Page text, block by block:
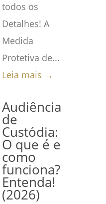
todos os
Detalhes! A
Medida
Protetiva de...
Leia mais →
Audiência
de
Custódia:
O que é e
como
funciona?
Entenda!
(2026)